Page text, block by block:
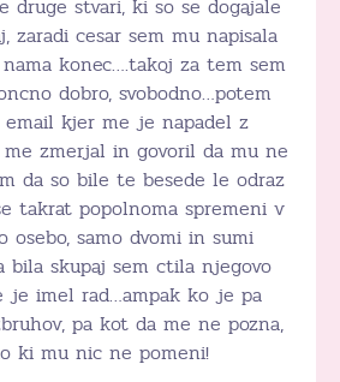
druge stvari, ki so se dogajale
zaradi cesar sem mu napisala
konec….takoj za tem sem
dobro, svobodno…potem
kjer me je napadel z
me zmerjal in govoril da mu ne
da so bile te besede le odraz
takrat popolnoma spremeni v
osebo, samo dvomi in sumi
bila skupaj sem ctila njegovo
je imel rad…ampak ko je pa
pa kot da me ne pozna,
ki mu nic ne pomeni!